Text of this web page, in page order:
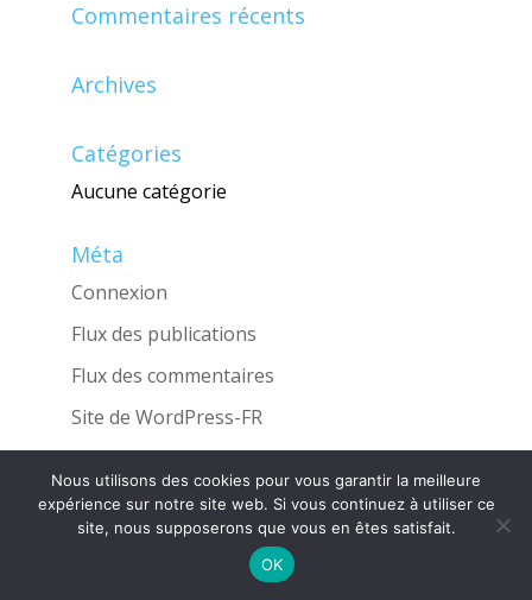
Commentaires récents
Archives
Catégories
Aucune catégorie
Méta
Connexion
Flux des publications
Flux des commentaires
Site de WordPress-FR
Une réalisation de l'AgenceINGLOBO
Nous utilisons des cookies pour vous garantir la meilleure
expérience sur notre site web. Si vous continuez à utiliser ce
site, nous supposerons que vous en êtes satisfait.
OK